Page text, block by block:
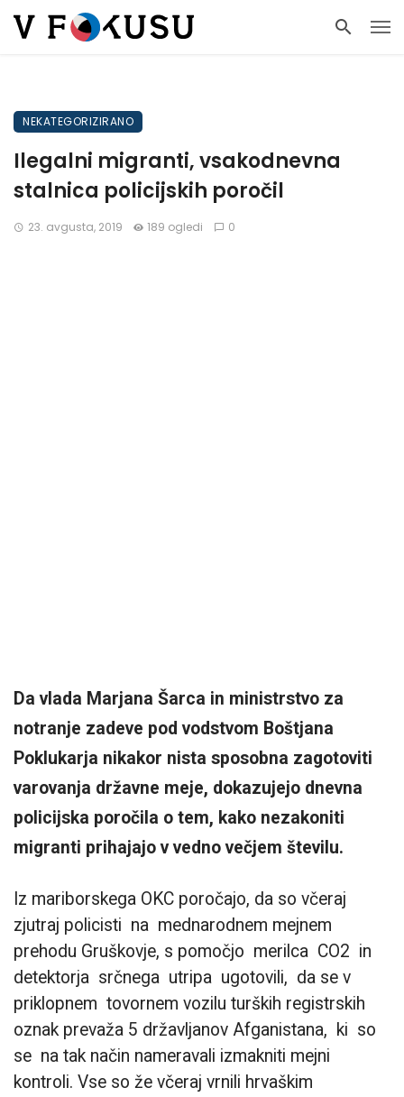
NEKATEGORIZIRANO
Ilegalni migranti, vsakodnevna
stalnica policijskih poročil
23. avgusta, 2019 189 ogledi 0
Da vlada Marjana Šarca in ministrstvo za
notranje zadeve pod vodstvom Boštjana
Poklukarja nikakor nista sposobna zagotoviti
varovanja državne meje, dokazujejo dnevna
policijska poročila o tem, kako nezakoniti
migranti prihajajo v vedno večjem številu.
Iz mariborskega OKC poročajo, da so včeraj
zjutraj policisti na mednarodnem mejnem
prehodu Gruškovje, s pomočjo merilca CO2 in
detektorja srčnega utripa ugotovili, da se v
priklopnem tovornem vozilu turških registrskih
oznak prevaža 5 državljanov Afganistana, ki so
se na tak način nameravali izmakniti mejni
kontroli. Vse so že včeraj vrnili hrvaškim